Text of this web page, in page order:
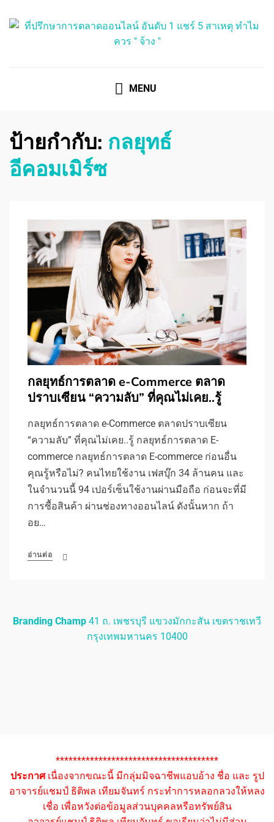
MENU
ป้ายกำกับ: กลยุทธ์
อีคอมเมิร์ซ
กลยุทธ์การตลาด e-Commerce ตลาด
ปราบเซียน “ความลับ” ที่คุณไม่เคย..รู้
กลยุทธ์การตลาด e-Commerce ตลาดปราบเซียน
“ความลับ” ที่คุณไม่เคย..รู้ กลยุทธ์การตลาด E-
commerce กลยุทธ์การตลาด E-commerce ก่อนอื่น
คุณรู้หรือไม่? คนไทยใช้งาน เฟสบุ๊ก 34 ล้านคน และ
ในจำนวนนี้ 94 เปอร์เซ็นใช้งานผ่านมือถือ ก่อนจะที่มี
การซื้อสินค้า ผ่านช่องทางออนไลน์ ดังนั้นหาก ถ้า
อย…
อ่านต่อ
Branding Champ 41 ถ. เพชรบุรี แขวงมักกะสัน เขตราชเทวี
กรุงเทพมหานคร 10400
**************************************
ประกาศเนื่องจากขณะนี้ มีกลุ่มมิจฉาชีพแอบอ้าง ชื่อ และ รูป
อาจารย์แชมป์ ธิติพล เทียมจันทร์ กระทำการหลอกลวงให้หลง
เชื่อ เพื่อหวังต่อข้อมูลส่วนบุคคลหรือทรัพย์สิน